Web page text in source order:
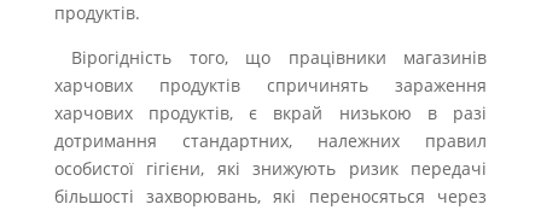
продуктів.
Вірогідність того, що працівники магазинів
харчових продуктів спричинять зараження
харчових продуктів, є вкрай низькою в разі
дотримання стандартних, належних правил
особистої гігієни, які знижують ризик передачі
більшості захворювань, які переносяться через